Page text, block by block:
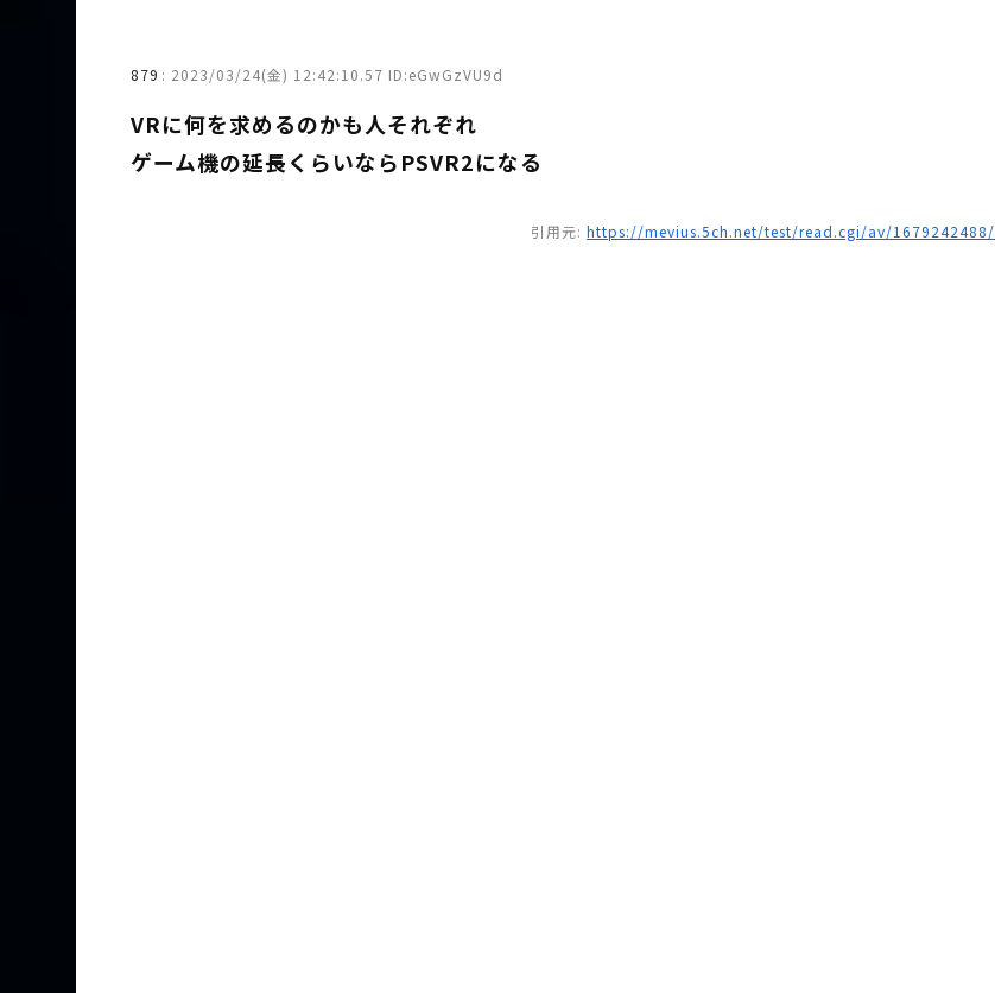
879 : 2023/03/24(金) 12:42:10.57 ID:eGwGzVU9d
VRに何を求めるのかも人それぞれ
ゲーム機の延長くらいならPSVR2になる
引用元: https://mevius.5ch.net/test/read.cgi/av/1679242488/